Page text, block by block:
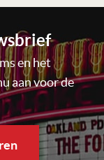
en het
aan voor de